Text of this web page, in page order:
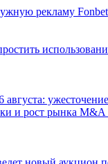
рекламу Fonbet
августа:
и рост рынка M&A